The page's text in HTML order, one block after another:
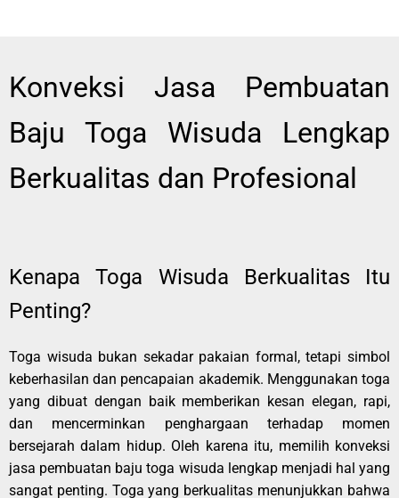
Konveksi Jasa Pembuatan
Baju Toga Wisuda Lengkap
Berkualitas dan Profesional
Kenapa Toga Wisuda Berkualitas Itu
Penting?
Toga wisuda bukan sekadar pakaian formal, tetapi simbol
keberhasilan dan pencapaian akademik. Menggunakan toga
yang dibuat dengan baik memberikan kesan elegan, rapi,
dan mencerminkan penghargaan terhadap momen
bersejarah dalam hidup. Oleh karena itu, memilih konveksi
jasa pembuatan baju toga wisuda lengkap menjadi hal yang
sangat penting. Toga yang berkualitas menunjukkan bahwa